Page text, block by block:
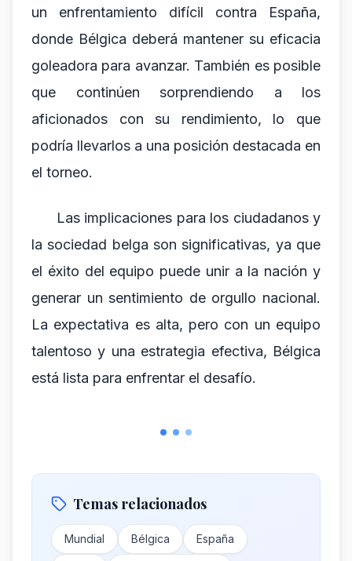
un enfrentamiento difícil contra España,
donde Bélgica deberá mantener su eficacia
goleadora para avanzar. También es posible
que continúen sorprendiendo a los
aficionados con su rendimiento, lo que
podría llevarlos a una posición destacada en
el torneo.
Las implicaciones para los ciudadanos y
la sociedad belga son significativas, ya que
el éxito del equipo puede unir a la nación y
generar un sentimiento de orgullo nacional.
La expectativa es alta, pero con un equipo
talentoso y una estrategia efectiva, Bélgica
está lista para enfrentar el desafío.
Temas relacionados
Mundial Bélgica España